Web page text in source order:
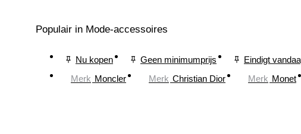
Populair in Mode-accessoires
Nu kopen Geen minimumprijs Eindigt
Merk Moncler Merk Christian Dior Merk Monet